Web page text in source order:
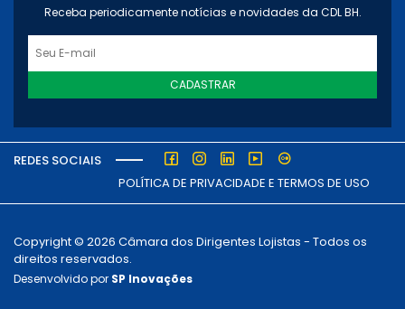
Receba periodicamente notícias e novidades da CDL BH.
CADASTRAR
REDES SOCIAIS
POLÍTICA DE PRIVACIDADE E TERMOS DE USO
Copyright © 2026 Câmara dos Dirigentes Lojistas - Todos os
direitos reservados.
Desenvolvido por SP Inovações